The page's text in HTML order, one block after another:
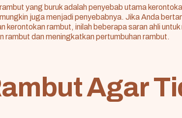
yang buruk adalah penyebab utama
juga menjadi penyebabnya. Jika Anda
kerontokan rambut, inilah beberapa saran ahli
rambut dan meningkatkan pertumbuhan rambut.
Agar